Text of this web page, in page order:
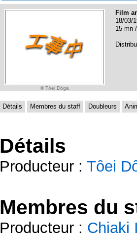
© Tôei Dôga
Film
18/03/
15 mn
Détails Membres du staff Doubleurs
Détails
Producteur : Tôei
Membres du
Producteur : Chiaki